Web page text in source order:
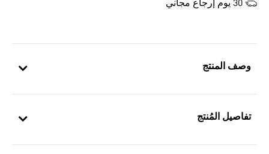
وصف المنتج
تفاصيل المُنتج